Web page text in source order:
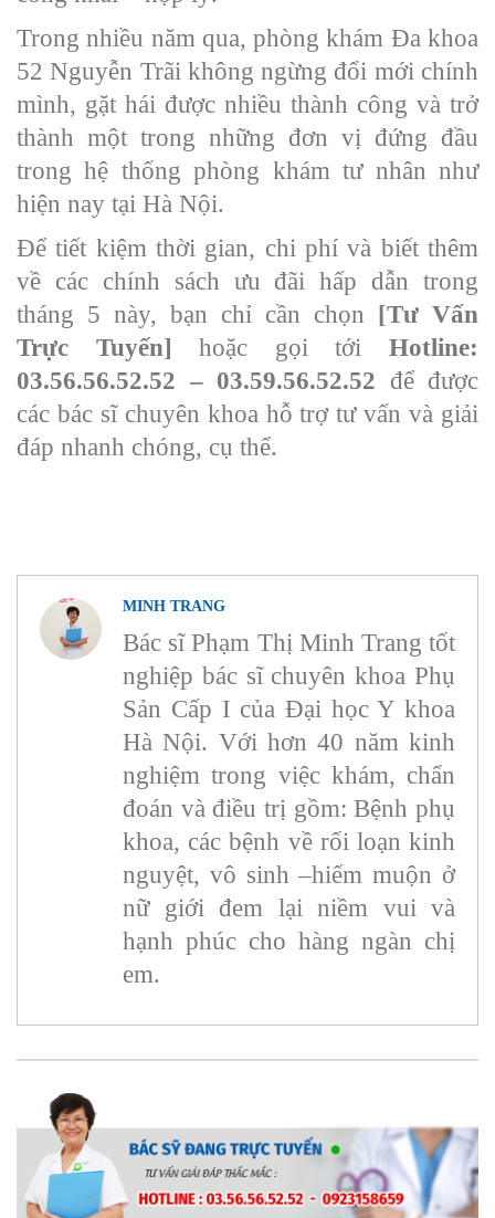
Trong nhiều năm qua, phòng khám Đa khoa
52 Nguyễn Trãi không ngừng đổi mới chính
mình, gặt hái được nhiều thành công và trở
thành một trong những đơn vị đứng đầu
trong hệ thống phòng khám tư nhân như
hiện nay tại Hà Nội.
Để tiết kiệm thời gian, chi phí và biết thêm
về các chính sách ưu đãi hấp dẫn trong
tháng 5 này, bạn chỉ cần chọn [Tư Vấn
Trực Tuyến] hoặc gọi tớiHotline:
03.56.56.52.52 – 03.59.56.52.52 để được
các bác sĩ chuyên khoa hỗ trợ tư vấn và giải
đáp nhanh chóng, cụ thể.
MINH TRANG
Bác sĩ Phạm Thị Minh Trang tốt
nghiệp bác sĩ chuyên khoa Phụ
Sản Cấp I của Đại học Y khoa
Hà Nội. Với hơn 40 năm kinh
nghiệm trong việc khám, chẩn
đoán và điều trị gồm: Bệnh phụ
khoa, các bệnh về rối loạn kinh
nguyệt, vô sinh –hiếm muộn ở
nữ giới đem lại niềm vui và
hạnh phúc cho hàng ngàn chị
em.